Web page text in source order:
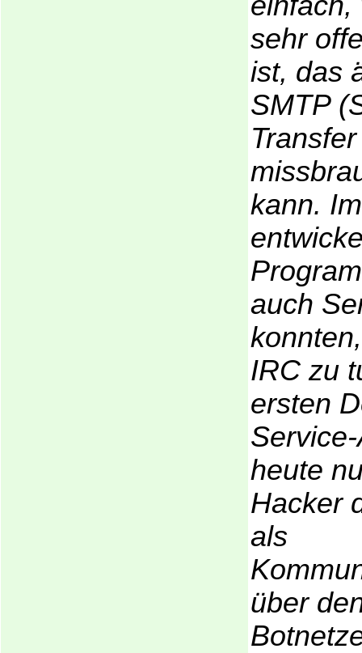
sehr
ist, das
SMTP
kann.
auch
IRC zu
ersten
heute
Hacker
als
über